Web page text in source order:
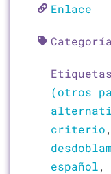
Enlace
(otros
criterio
español,